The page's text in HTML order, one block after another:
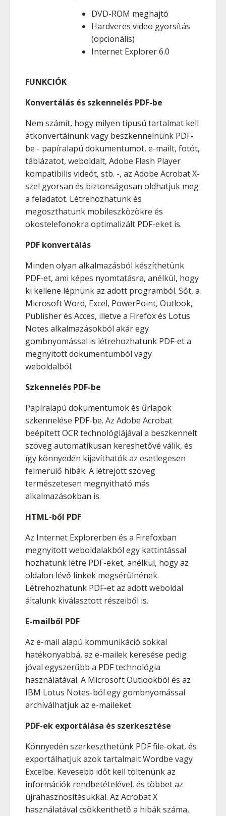
DVD-ROM meghajtó
Hardveres video gyorsítás
(opcionális)
Internet Explorer 6.0
FUNKCIÓK
Konvertálás és szkennelés PDF-be
Nem számít, hogy milyen típusú tartalmat kell
átkonvertálnunk vagy beszkennelnünk PDF-
be - papíralapú dokumentumot, e-mailt, fotót,
táblázatot, weboldalt, Adobe Flash Player
kompatibilis videót, stb. -, az Adobe Acrobat X-
szel gyorsan és biztonságosan oldhatjuk meg
a feladatot. Létrehozhatunk és
megoszthatunk mobileszközökre és
okostelefonokra optimalizált PDF-eket is.
PDF konvertálás
Minden olyan alkalmazásból készíthetünk
PDF-et, ami képes nyomtatásra, anélkül, hogy
ki kellene lépnünk az adott programból. Sőt, a
Microsoft Word, Excel, PowerPoint, Outlook,
Publisher és Acces, illetve a Firefox és Lotus
Notes alkalmazásokból akár egy
gombnyomással is létrehozhatunk PDF-et a
megnyitott dokumentumból vagy
weboldalból.
Szkennelés PDF-be
Papíralapú dokumentumok és űrlapok
szkennelése PDF-be. Az Adobe Acrobat
beépített OCR technológiájával a beszkennelt
szöveg automatikusan kereshetővé válik, és
így könnyedén kijavíthatók az esetlegesen
felmerülő hibák. A létrejött szöveg
természetesen megnyitható más
alkalmazásokban is.
HTML-ből PDF
Az Internet Explorerben és a Firefoxban
megnyitott weboldalakból egy kattintással
hozhatunk létre PDF-eket, anélkül, hogy az
oldalon lévő linkek megsérülnének.
Létrehozhatunk PDF-et az adott weboldal
általunk kiválasztott részeiből is.
E-mailből PDF
Az e-mail alapú kommunikáció sokkal
hatékonyabbá, az e-mailek keresése pedig
jóval egyszerűbb a PDF technológia
használatával. A Microsoft Outlookból és az
IBM Lotus Notes-ból egy gombnyomással
archíválhatjuk az e-maileket.
PDF-ek exportálása és szerkesztése
Könnyedén szerkeszthetünk PDF file-okat, és
exportálhatjuk azok tartalmait Wordbe vagy
Excelbe. Kevesebb időt kell töltenünk az
információk rendbetételével, és többet az
újrahasznosításukkal. Az Acrobat X
használatával csökkenthető a hibák száma,